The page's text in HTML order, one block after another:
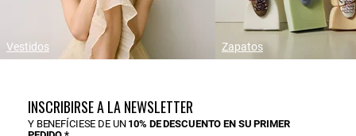
Vestidos Zapatos
INSCRIBIRSE A LA NEWSLETTER
Y BENEFÍCIESE DE UN 10% DE DESCUENTO EN SU PRIMER